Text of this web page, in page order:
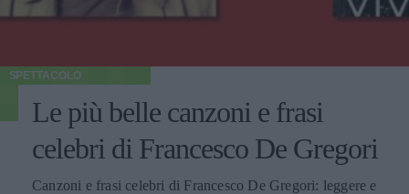
SPETTACOLO
Le più belle canzoni e frasi
celebri di Francesco De Gregori
Canzoni e frasi celebri di Francesco De Gregori: leggere e